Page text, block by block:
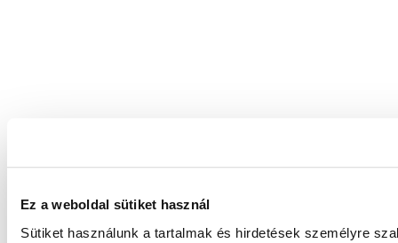
Ez a weboldal sütiket használ
Sütiket használunk a tartalmak és hirdetések személyre